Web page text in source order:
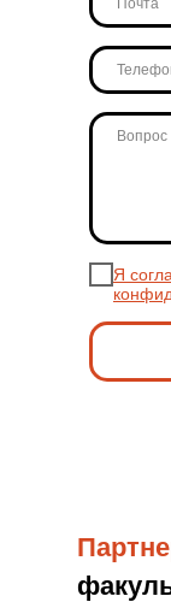
Я